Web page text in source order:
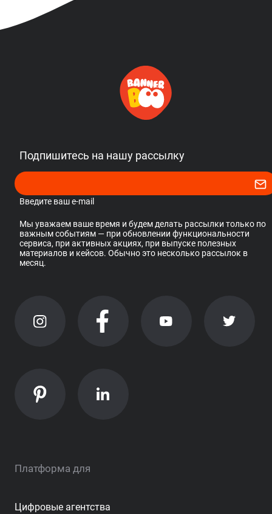
Подпишитесь на нашу рассылку
Введите ваш e-mail
Мы уважаем ваше время и будем делать рассылки только по
важным событиям — при обновлении функциональности
сервиса, при активных акциях, при выпуске полезных
материалов и кейсов. Обычно это несколько рассылок в
месяц.
Платформа для
Цифровые агентства